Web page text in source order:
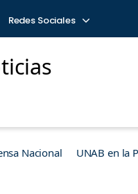
Redes Sociales
Nacional UNAB en la